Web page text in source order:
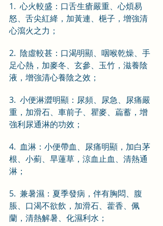
1.  心火較盛：口舌生瘡嚴重、心煩易
怒、舌尖紅絳，加黃連、梔子，增強清
心瀉火之力；
2.  陰虛較甚：口渴明顯、咽喉乾燥、手
足心熱，加麥冬、玄參、玉竹，滋養陰
液，增強清心養陰之效；
3.  小便淋澀明顯：尿頻、尿急、尿痛嚴
重，加滑石、車前子、瞿麥、萹蓄，增
強利尿通淋的功效；
4.  血淋：小便帶血、尿痛明顯，加白茅
根、小薊、旱蓮草，涼血止血、清熱通
淋；
5.  兼暑濕：夏季發病，伴有胸悶、腹
脹、口渴不欲飲，加滑石、藿香、佩
蘭，清熱解暑、化濕利水；